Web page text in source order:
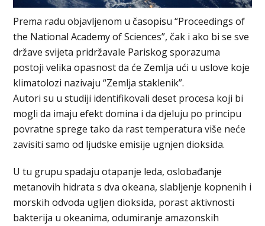
Prema radu objavljenom u časopisu “Proceedings of
the National Academy of Sciences”, čak i ako bi se sve
države svijeta pridržavale Pariskog sporazuma
postoji velika opasnost da će Zemlja ući u uslove koje
klimatolozi nazivaju “Zemlja staklenik”.
Autori su u studiji identifikovali deset procesa koji bi
mogli da imaju efekt domina i da djeluju po principu
povratne sprege tako da rast temperatura više neće
zavisiti samo od ljudske emisije ugnjen dioksida.
U tu grupu spadaju otapanje leda, oslobađanje
metanovih hidrata s dva okeana, slabljenje kopnenih i
morskih odvoda ugljen dioksida, porast aktivnosti
bakterija u okeanima, odumiranje amazonskih